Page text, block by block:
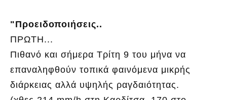
"Προειδοποιήσεις..
ΠΡΩΤΗ...
Πιθανό και σήμερα Τρίτη 9 του μήνα να
επαναληφθούν τοπικά φαινόμενα μικρής
διάρκειας αλλά υψηλής ραγδαιότητας.